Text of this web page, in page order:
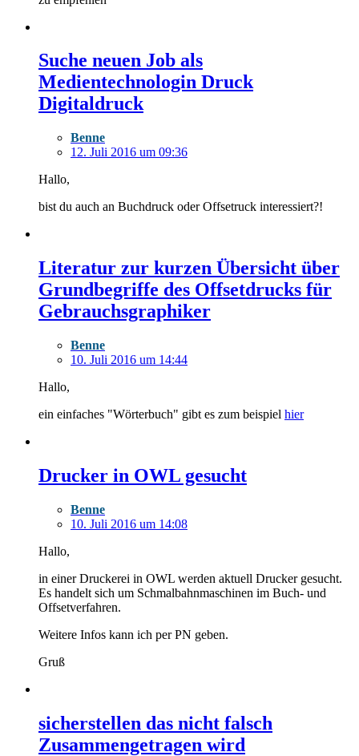
Suche neuen Job als
Medientechnologin Druck
Digitaldruck
Benne
12. Juli 2016 um 09:36
Hallo,
bist du auch an Buchdruck oder Offsetruck interessiert?!
Literatur zur kurzen Übersicht über
Grundbegriffe des Offsetdrucks für
Gebrauchsgraphiker
Benne
10. Juli 2016 um 14:44
Hallo,
ein einfaches "Wörterbuch" gibt es zum beispiel hier
Drucker in OWL gesucht
Benne
10. Juli 2016 um 14:08
Hallo,
in einer Druckerei in OWL werden aktuell Drucker gesucht.
Es handelt sich um Schmalbahnmaschinen im Buch- und
Offsetverfahren.
Weitere Infos kann ich per PN geben.
Gruß
sicherstellen das nicht falsch
Zusammengetragen wird